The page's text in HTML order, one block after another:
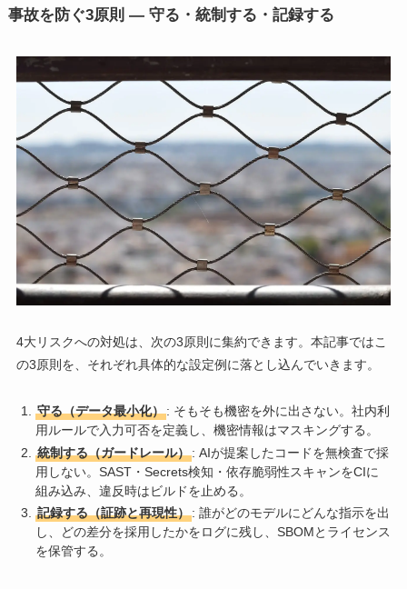
事故を防ぐ3原則 — 守る・統制する・記録する
4大リスクへの対処は、次の3原則に集約できます。本記事ではこ
の3原則を、それぞれ具体的な設定例に落とし込んでいきます。
守る（データ最小化）: そもそも機密を外に出さない。社内利
用ルールで入力可否を定義し、機密情報はマスキングする。
統制する（ガードレール）: AIが提案したコードを無検査で採
用しない。SAST・Secrets検知・依存脆弱性スキャンをCIに
組み込み、違反時はビルドを止める。
記録する（証跡と再現性）: 誰がどのモデルにどんな指示を出
し、どの差分を採用したかをログに残し、SBOMとライセンス
を保管する。